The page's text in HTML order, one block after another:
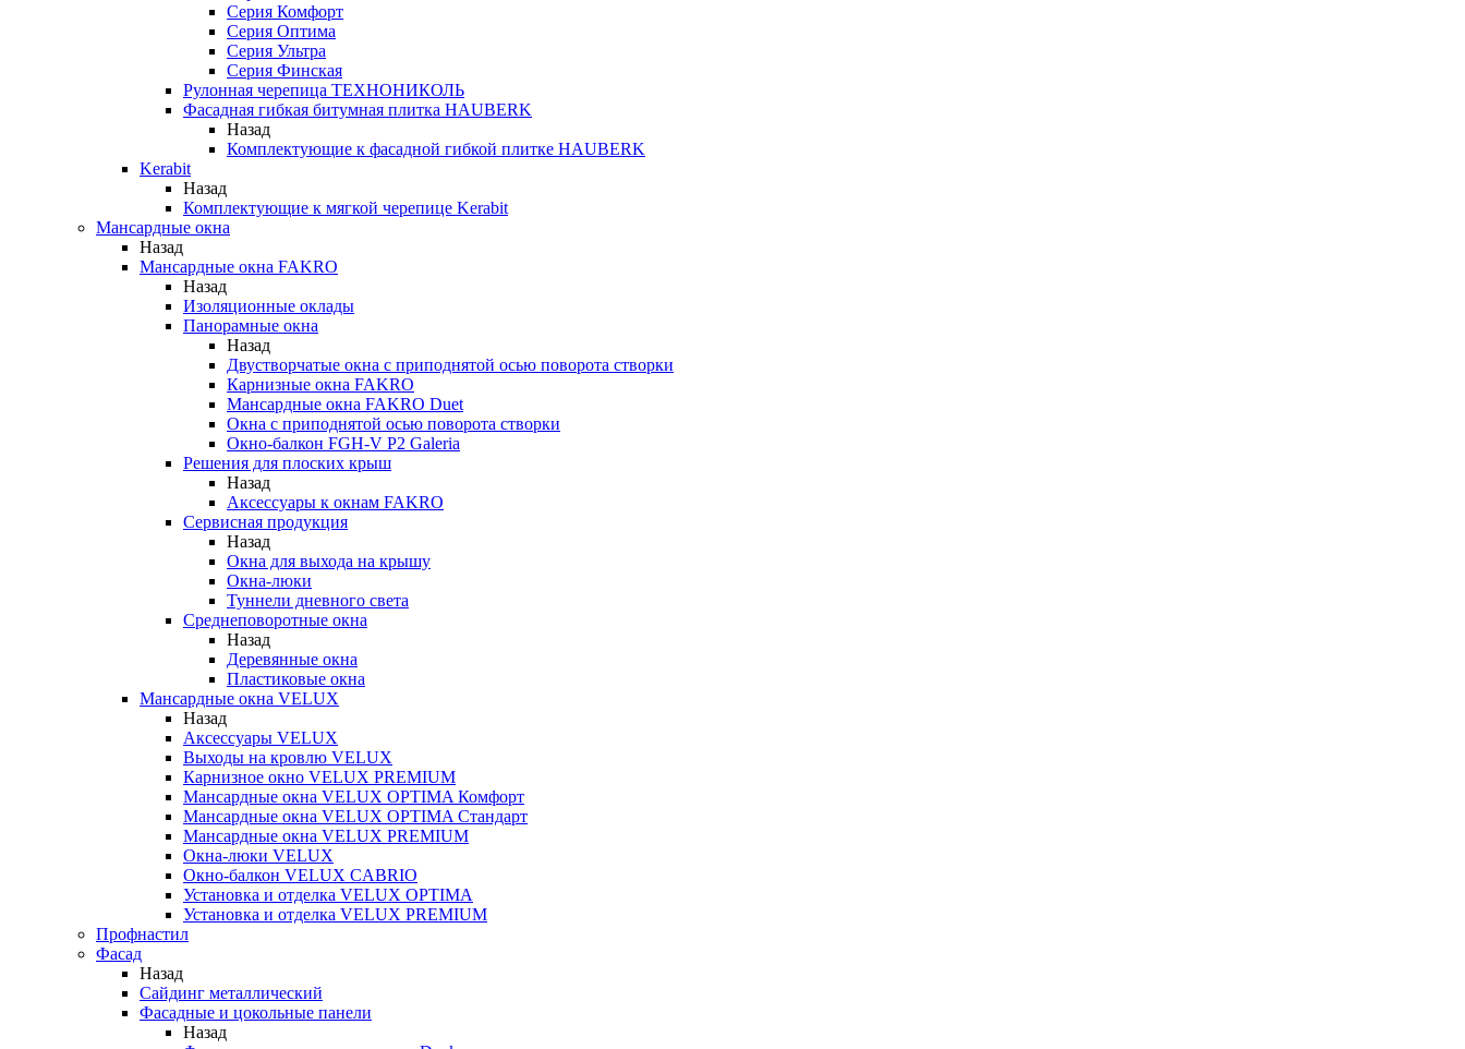
Серия Комфорт
Серия Оптима
Серия Ультра
Серия Финская
Рулонная черепица ТЕХНОНИКОЛЬ
Фасадная гибкая битумная плитка HAUBERK
Назад
Комплектующие к фасадной гибкой плитке HAUBERK
Kerabit
Назад
Комплектующие к мягкой черепице Kerabit
Мансардные окна
Назад
Мансардные окна FAKRO
Назад
Изоляционные оклады
Панорамные окна
Назад
Двустворчатые окна с приподнятой осью поворота створки
Карнизные окна FAKRO
Мансардные окна FAKRO Duet
Окна с приподнятой осью поворота створки
Окно-балкон FGH-V P2 Galeria
Решения для плоских крыш
Назад
Аксессуары к окнам FAKRO
Сервисная продукция
Назад
Окна для выхода на крышу
Окна-люки
Туннели дневного света
Среднеповоротные окна
Назад
Деревянные окна
Пластиковые окна
Мансардные окна VELUX
Назад
Аксессуары VELUX
Выходы на кровлю VELUX
Карнизное окно VELUX PREMIUM
Мансардные окна VELUX OPTIMA Комфорт
Мансардные окна VELUX OPTIMA Стандарт
Мансардные окна VELUX PREMIUM
Окна-люки VELUX
Окно-балкон VELUX CABRIO
Установка и отделка VELUX OPTIMA
Установка и отделка VELUX PREMIUM
Профнастил
Фасад
Назад
Сайдинг металлический
Фасадные и цокольные панели
Назад